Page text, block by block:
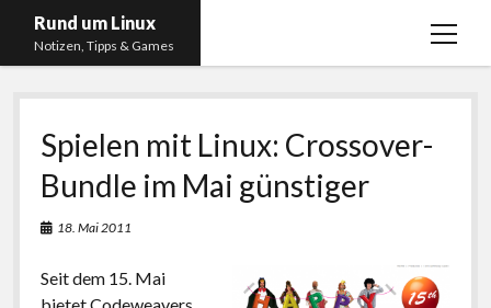
Rund um Linux
Notizen, Tipps & Games
Menü
Startseite
Linux
Gaming
RSS, Social Media, YouTube & Twitch
Impressum
Spielen mit Linux: Crossover-
Bundle im Mai günstiger
18. Mai 2011
Seit dem 15. Mai